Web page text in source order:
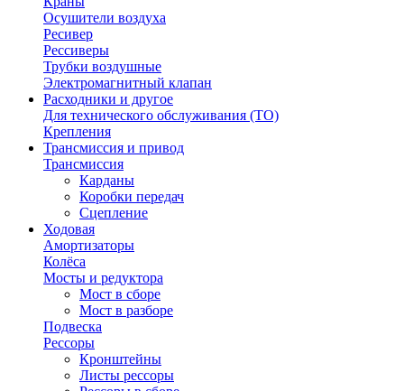
Осушители воздуха
Ресивер
Рессиверы
Трубки воздушные
Электромагнитный клапан
Расходники и другое
Для технического обслуживания (ТО)
Крепления
Трансмиссия и привод
Трансмиссия
Карданы
Коробки передач
Сцепление
Ходовая
Амортизаторы
Колёса
Мосты и редуктора
Мост в сборе
Мост в разборе
Подвеска
Рессоры
Кронштейны
Листы рессоры